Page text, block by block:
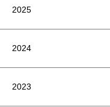
2025
2024
2023